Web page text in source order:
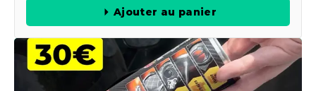
Ajouter au panier